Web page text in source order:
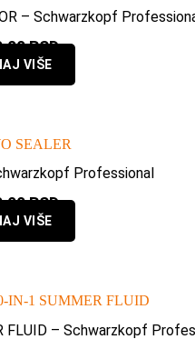
– Schwarzkopf
RSD
VIŠE
Professional
RSD
VIŠE
FLUID – Schwarzkopf